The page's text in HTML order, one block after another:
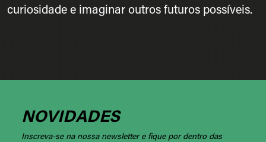
curiosidade e imaginar outros futuros possíveis.
NOVIDADES
Inscreva-se na nossa newsletter e fique por dentro das